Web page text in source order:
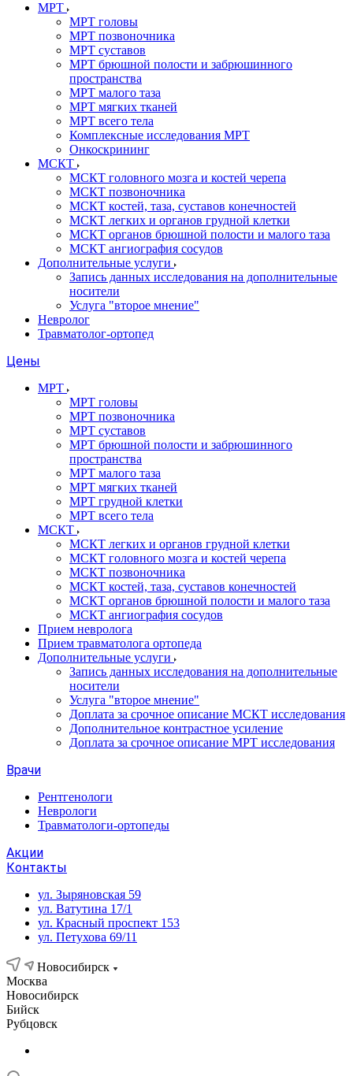
МРТ
МРТ головы
МРТ позвоночника
МРТ суставов
МРТ брюшной полости и забрюшинного
пространства
МРТ малого таза
МРТ мягких тканей
МРТ всего тела
Комплексные исследования МРТ
Онкоскрининг
МСКТ
МСКТ головного мозга и костей черепа
МСКТ позвоночника
МСКТ костей, таза, суставов конечностей
МСКТ легких и органов грудной клетки
МСКТ органов брюшной полости и малого таза
МСКТ ангиография сосудов
Дополнительные услуги
Запись данных исследования на дополнительные
носители
Услуга "второе мнение"
Невролог
Травматолог-ортопед
Цены
МРТ
МРТ головы
МРТ позвоночника
МРТ суставов
МРТ брюшной полости и забрюшинного
пространства
МРТ малого таза
МРТ мягких тканей
МРТ грудной клетки
МРТ всего тела
МСКТ
МСКТ легких и органов грудной клетки
МСКТ головного мозга и костей черепа
МСКТ позвоночника
МСКТ костей, таза, суставов конечностей
МСКТ органов брюшной полости и малого таза
МСКТ ангиография сосудов
Прием невролога
Прием травматолога ортопеда
Дополнительные услуги
Запись данных исследования на дополнительные
носители
Услуга "второе мнение"
Доплата за срочное описание МСКТ исследования
Дополнительное контрастное усиление
Доплата за срочное описание МРТ исследования
Врачи
Рентгенологи
Неврологи
Травматологи-ортопеды
Акции
Контакты
ул. Зыряновская 59
ул. Ватутина 17/1
ул. Красный проспект 153
ул. Петухова 69/11
Новосибирск
Москва
Новосибирск
Бийск
Рубцовск